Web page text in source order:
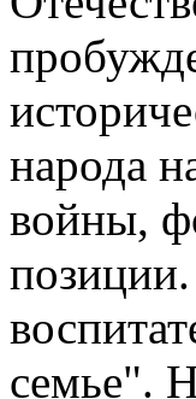
народа
войны,
семье".